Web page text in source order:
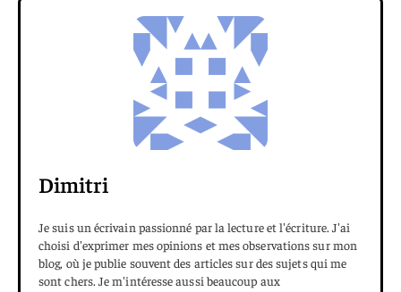
Dimitri
Je suis un écrivain passionné par la lecture et l'écriture. J'ai
choisi d'exprimer mes opinions et mes observations sur mon
blog, où je publie souvent des articles sur des sujets qui me
sont chers. Je m'intéresse aussi beaucoup aux